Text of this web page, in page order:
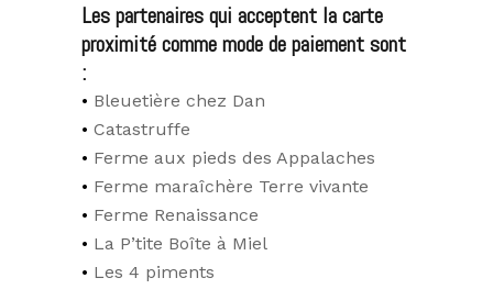
Les partenaires qui acceptent la carte
proximité comme mode de paiement sont
:
Bleuetière chez Dan
Catastruffe
Ferme aux pieds des Appalaches
Ferme maraîchère Terre vivante
Ferme Renaissance
La P’tite Boîte à Miel
Les 4 piments